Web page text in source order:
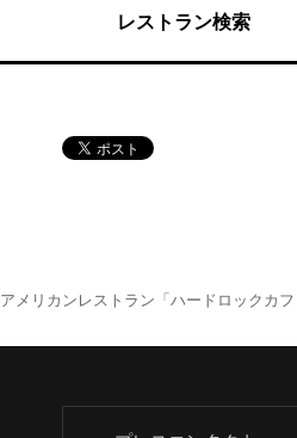
レストラン検索
アメリカンレストラン「ハードロックカフ